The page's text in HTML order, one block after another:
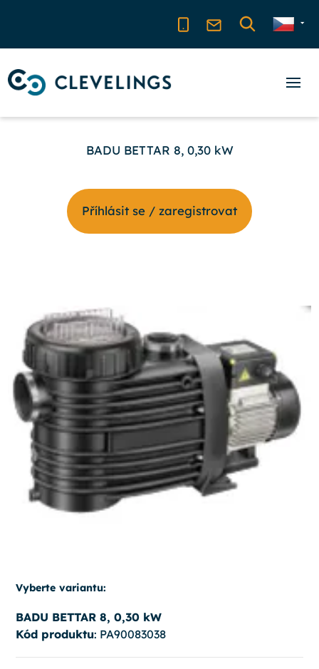
BADU BETTAR 8, 0,30 kW
Příhlásit se / zaregistrovat
Vyberte variantu:
BADU BETTAR 8, 0,30 kW
Kód produktu: PA90083038